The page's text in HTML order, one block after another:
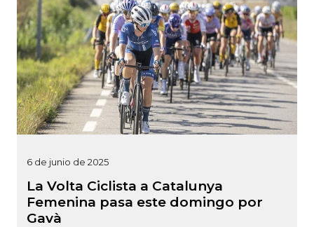
6 de junio de 2025
La Volta Ciclista a Catalunya
Femenina pasa este domingo por
Gavà